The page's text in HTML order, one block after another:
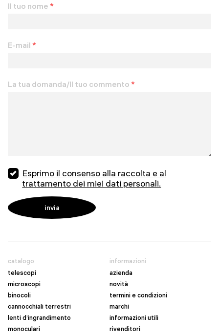
Il tuo nome *
E-mail *
La tua domanda/Il tuo commento *
Esprimo il consenso alla raccolta e al
trattamento dei miei dati personali.
catalogo
telescopi
microscopi
binocoli
cannocchiali terrestri
lenti d’ingrandimento
monoculari
informazioni
azienda
novità
termini e condizioni
marchi
informazioni utili
rivenditori